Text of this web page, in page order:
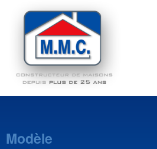
Modèle